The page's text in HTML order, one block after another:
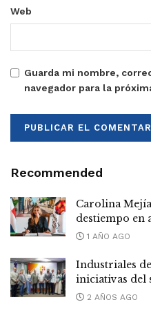
Web
Guarda mi nombre,
navegador para la
Recommended
Carolina
destiempo en
1 AÑO AGO
Industriales
iniciativas del
2 AÑOS AGO